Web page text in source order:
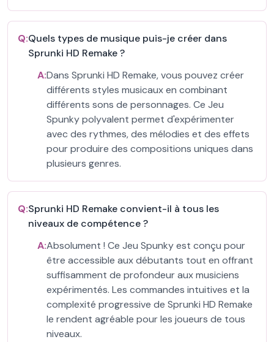
Q:Quels types de musique puis-je créer dans
Sprunki HD Remake ?
A:Dans Sprunki HD Remake, vous pouvez créer
différents styles musicaux en combinant
différents sons de personnages. Ce Jeu
Spunky polyvalent permet d'expérimenter
avec des rythmes, des mélodies et des effets
pour produire des compositions uniques dans
plusieurs genres.
Q:Sprunki HD Remake convient-il à tous les
niveaux de compétence ?
A:Absolument ! Ce Jeu Spunky est conçu pour
être accessible aux débutants tout en offrant
suffisamment de profondeur aux musiciens
expérimentés. Les commandes intuitives et la
complexité progressive de Sprunki HD Remake
le rendent agréable pour les joueurs de tous
niveaux.